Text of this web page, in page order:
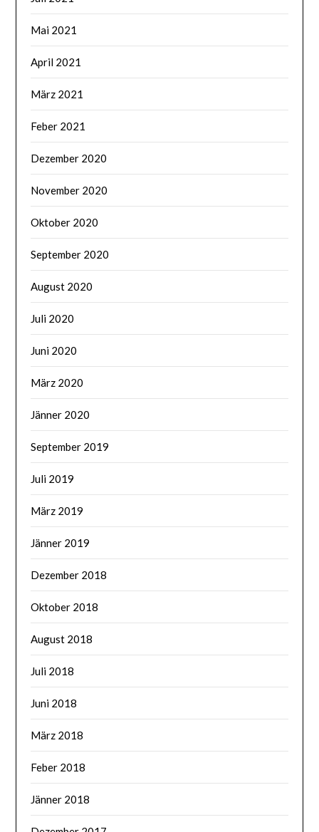
Mai 2021
April 2021
März 2021
Feber 2021
Dezember 2020
November 2020
Oktober 2020
September 2020
August 2020
Juli 2020
Juni 2020
März 2020
Jänner 2020
September 2019
Juli 2019
März 2019
Jänner 2019
Dezember 2018
Oktober 2018
August 2018
Juli 2018
Juni 2018
März 2018
Feber 2018
Jänner 2018